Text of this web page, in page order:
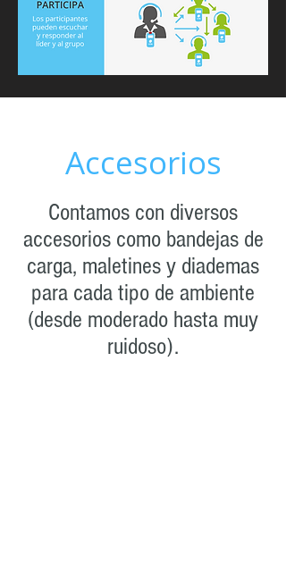
Accesorios
Contamos con diversos
accesorios como bandejas de
carga, maletines y diademas
para cada tipo de ambiente
(desde moderado hasta muy
ruidoso).